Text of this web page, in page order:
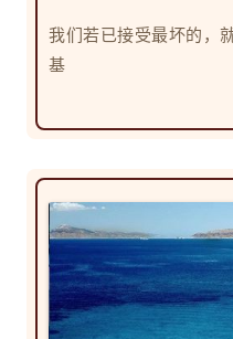
我们若已接受最坏的
基